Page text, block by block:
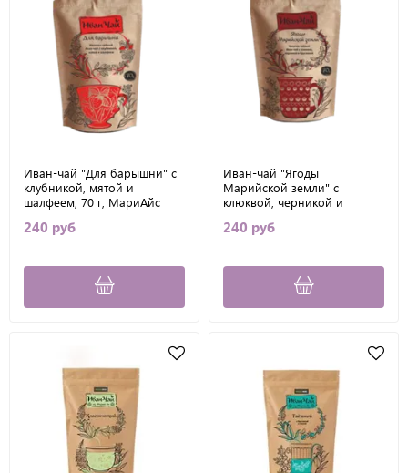
Иван-чай "Для барышни" с
клубникой, мятой и
шалфеем, 70 г, МариАйс
240 руб
Иван-чай "Ягоды
Марийской земли" с
клюквой, черникой и
240 руб